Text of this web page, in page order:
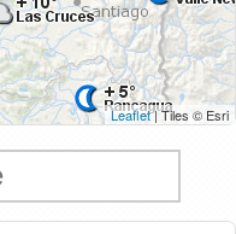
Leaflet| Tiles © Esri